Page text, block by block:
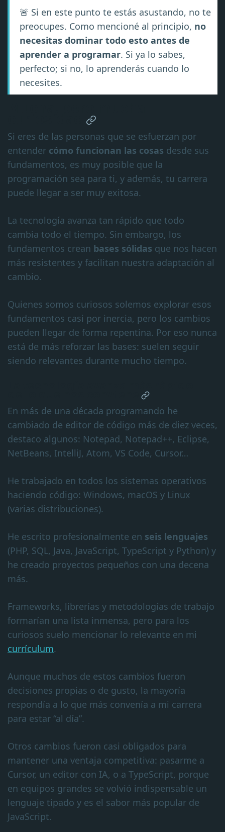
🚨 Si en este punto te estás asustando, no te
preocupes. Como mencioné al principio, no
necesitas dominar todo esto antes de
aprender a programar. Si ya lo sabes,
perfecto; si no, lo aprenderás cuando lo
necesites.
Si eres de las personas que se esfuerzan por
entender cómo funcionan las cosas desde sus
fundamentos, es muy posible que la
programación sea para ti, y además, tu carrera
puede llegar a ser muy exitosa.
La tecnología avanza tan rápido que todo
cambia todo el tiempo. Sin embargo, los
fundamentos crean bases sólidas que nos hacen
más resistentes y facilitan nuestra adaptación al
cambio.
Quienes somos curiosos solemos explorar esos
fundamentos casi por inercia, pero los cambios
pueden llegar de forma repentina. Por eso nunca
está de más reforzar las bases: suelen seguir
siendo relevantes durante mucho tiempo.
En más de una década programando he
cambiado de editor de código más de diez veces,
destaco algunos: Notepad, Notepad++, Eclipse,
NetBeans, IntelliJ, Atom, VS Code, Cursor…
He trabajado en todos los sistemas operativos
haciendo código: Windows, macOS y Linux
(varias distribuciones).
He escrito profesionalmente en seis lenguajes
(PHP, SQL, Java, JavaScript, TypeScript y Python) y
he creado proyectos pequeños con una decena
más.
Frameworks, librerías y metodologías de trabajo
formarían una lista inmensa, pero para los
curiosos suelo mencionar lo relevante en mi
currículum.
Aunque muchos de estos cambios fueron
decisiones propias o de gusto, la mayoría
respondía a lo que más convenía a mi carrera
para estar “al día”.
Otros cambios fueron casi obligados para
mantener una ventaja competitiva: pasarme a
Cursor, un editor con IA, o a TypeScript, porque
en equipos grandes se volvió indispensable un
lenguaje tipado y es el sabor más popular de
JavaScript.